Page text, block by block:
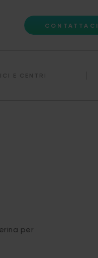
CONTATTACI
E CENTRI
per